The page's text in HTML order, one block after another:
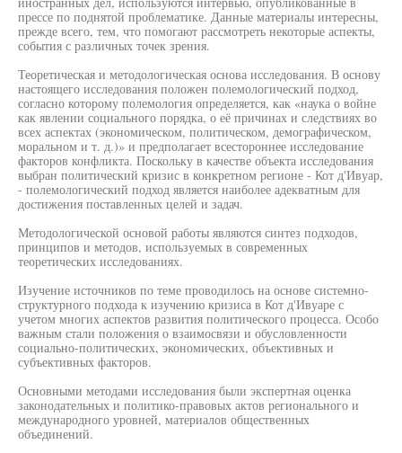
прессе по поднятой проблематике. Данные материалы интересны,
прежде всего, тем, что помогают рассмотреть некоторые аспекты,
события с различных точек зрения.
Теоретическая и методологическая основа исследования. В основу
настоящего исследования положен полемологический подход,
согласно которому полемология определяется, как «наука о войне
как явлении социального порядка, о её причинах и следствиях во
всех аспектах (экономическом, политическом, демографическом,
моральном и т. д.)» и предполагает всестороннее исследование
факторов конфликта. Поскольку в качестве объекта исследования
выбран политический кризис в конкретном регионе - Кот д'Ивуар,
- полемологический подход является наиболее адекватным для
достижения поставленных целей и задач.
Методологической основой работы являются синтез подходов,
принципов и методов, используемых в современных
теоретических исследованиях.
Изучение источников по теме проводилось на основе системно-
структурного подхода к изучению кризиса в Кот д'Ивуаре с
учетом многих аспектов развития политического процесса. Особо
важным стали положения о взаимосвязи и обусловленности
социально-политических, экономических, объективных и
субъективных факторов.
Основными методами исследования были экспертная оценка
законодательных и политико-правовых актов регионального и
международного уровней, материалов общественных
объединений.